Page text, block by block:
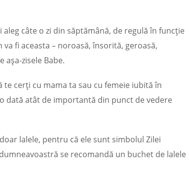
câte o zi din săptămână, de regulă în funcție
fi aceasta – noroasă, însorită, geroasă,
aşa-zisele Babe.
cerți cu mama ta sau cu femeie iubită în
dată atât de importantă din punct de vedere
lalele, pentru că ele sunt simbolul Zilei
se recomandă un buchet de lalele